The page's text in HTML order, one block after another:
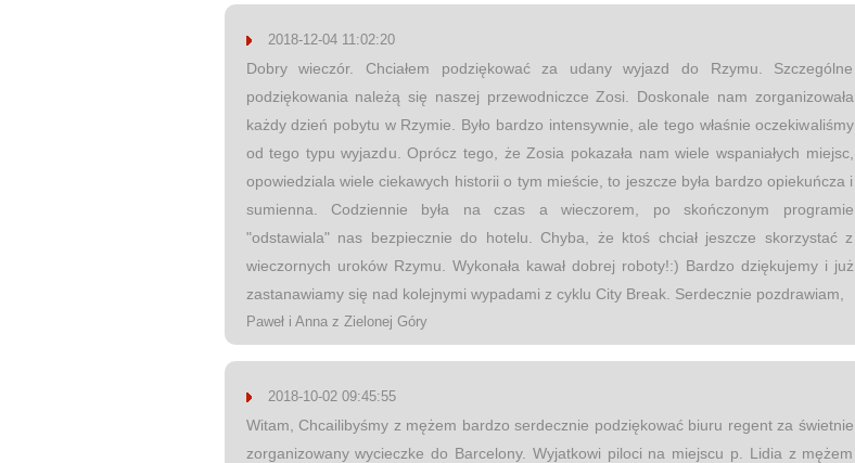
2018-12-04 11:02:20
Dobry wieczór. Chciałem podziękować za udany wyjazd do Rzymu. Szczególne
podziękowania należą się naszej przewodniczce Zosi. Doskonale nam zorganizowała
każdy dzień pobytu w Rzymie. Było bardzo intensywnie, ale tego właśnie oczekiwaliśmy
od tego typu wyjazdu. Oprócz tego, że Zosia pokazała nam wiele wspaniałych miejsc,
opowiedziala wiele ciekawych historii o tym mieście, to jeszcze była bardzo opiekuńcza i
sumienna. Codziennie była na czas a wieczorem, po skończonym programie
"odstawiala" nas bezpiecznie do hotelu. Chyba, że ktoś chciał jeszcze skorzystać z
wieczornych uroków Rzymu. Wykonała kawał dobrej roboty!:) Bardzo dziękujemy i już
zastanawiamy się nad kolejnymi wypadami z cyklu City Break. Serdecznie pozdrawiam,
Paweł i Anna z Zielonej Góry
2018-10-02 09:45:55
Witam, Chcailibyśmy z mężem bardzo serdecznie podziękować biuru regent za świetnie
zorganizowany wycieczke do Barcelony. Wyjatkowi piloci na miejscu p. Lidia z mężem